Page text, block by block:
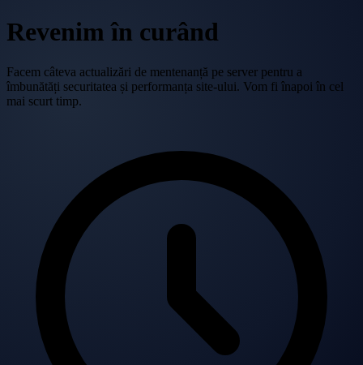
Revenim în curând
Facem câteva actualizări de mentenanță pe server pentru a
îmbunătăți securitatea și performanța site-ului. Vom fi înapoi în cel
mai scurt timp.